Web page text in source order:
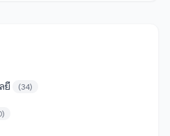
ยี (34)